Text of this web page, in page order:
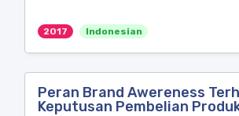
2017 Indonesian
Peran Brand Awereness
Keputusan Pembelian